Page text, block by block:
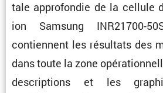
tale appro­fondie de la cellule
ion Samsung INR21700-
contiennent les résul­tats des
dans toute la zone
descrip­tions et les